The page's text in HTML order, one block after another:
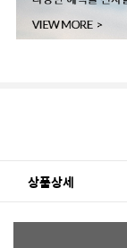
상품상세